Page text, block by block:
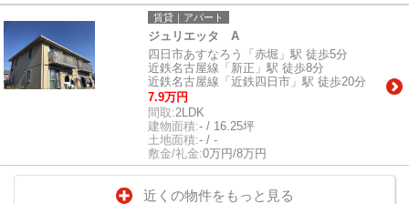
賃貸｜アパート
ジュリエッタ A
四日市あすなろう「赤堀」駅 徒歩5分
近鉄名古屋線「新正」駅 徒歩8分
近鉄名古屋線「近鉄四日市」駅 徒歩20分
7.9万円
間取:2LDK
建物面積:- / 16.25坪
土地面積:- / -
敷金/礼金:0万円/8万円
近くの物件をもっと見る